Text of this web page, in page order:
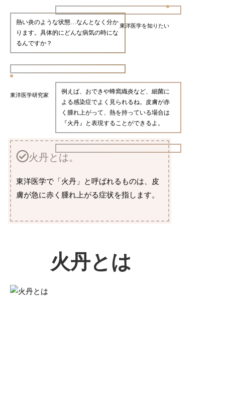
東洋医学を知りたい
熱い炎のような状態…なんとなく分か
ります。具体的にどんな病気の時にな
るんですか？
東洋医学研究家
例えば、おできや蜂窩織炎など、細菌に
よる感染症でよく見られるね。皮膚が赤
く腫れ上がって、熱を持っている場合は
『火丹』と表現することができるよ。
火丹とは。
東洋医学で「火丹」と呼ばれるものは、皮
膚が急に赤く腫れ上がる症状を指します。
火丹とは